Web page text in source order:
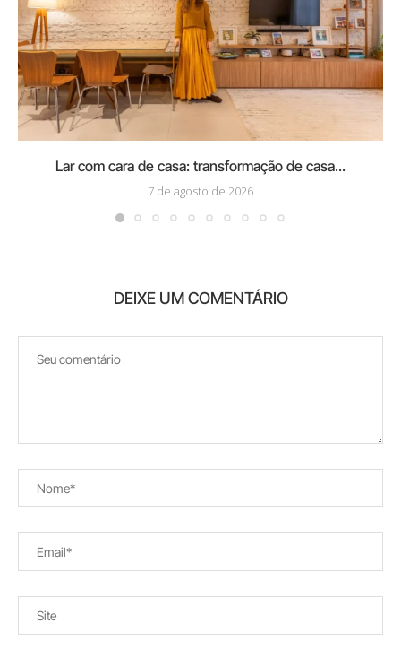
Lar com cara de casa: transformação de casa...
7 de agosto de 2026
DEIXE UM COMENTÁRIO